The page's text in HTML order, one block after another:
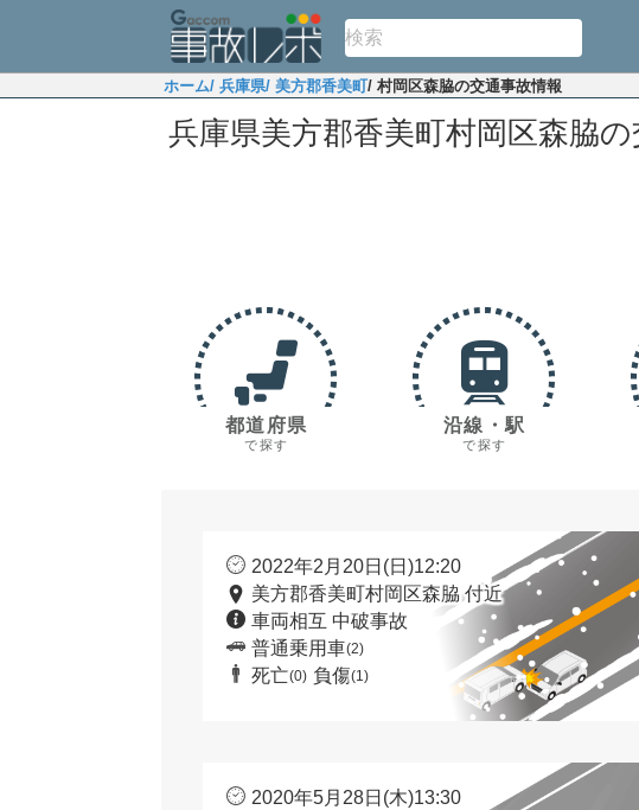
ホーム/ 兵庫県/ 美方郡香美町/ 村岡区森脇の交通事故情報
兵庫県美方郡香美町村岡区森脇
都道府県
で探す
沿線・駅
で探す
2022年2月20日(日)12:20
美方郡香美町村岡区森脇 付近
車両相互 中破事故
普通乗用車(2)
死亡(0) 負傷(1)
2020年5月28日(木)13:30